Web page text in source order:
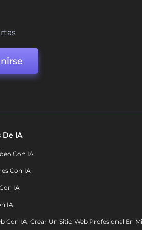
IA
Con IA
Con IA
IA
IA
Con IA: Crear Un Sitio Web Profesional En